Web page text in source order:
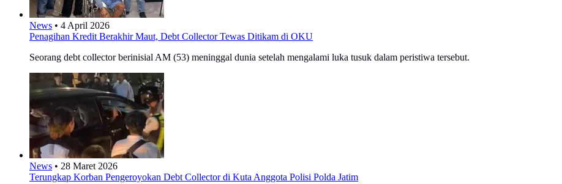
News • 4 April 2026
Penagihan Kredit Berakhir Maut, Debt Collector Tewas Ditikam di OKU
Seorang debt collector berinisial AM (53) meninggal dunia setelah mengalami luka tusuk dalam peristiwa tersebut.
News • 28 Maret 2026
Terungkap Korban Pengeroyokan Debt Collector di Kuta Anggota Polisi Polda Jatim